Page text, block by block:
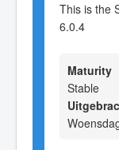
This is the
6.0.4
Maturity
Stable